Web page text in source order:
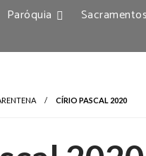
Paróquia Sacramentos
CÍRIO PASCAL 2020